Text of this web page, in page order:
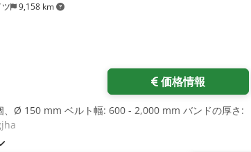
9,158 km
価格情報
、Ø 150 mm ベルト幅: 600 - 2,000 mm バンドの厚さ: